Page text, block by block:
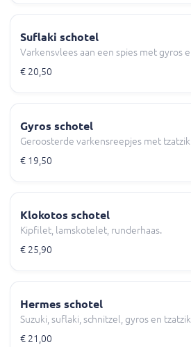
Suflaki schotel
Varkensvlees aan een spies met gyros
€ 20,50
Gyros schotel
Geroosterde varkensreepjes met
€ 19,50
Klokotos schotel
Kipfilet, lamskotelet, runderhaas.
€ 25,90
Hermes schotel
Suzuki, suflaki, schnitzel, gyros en
€ 21,00